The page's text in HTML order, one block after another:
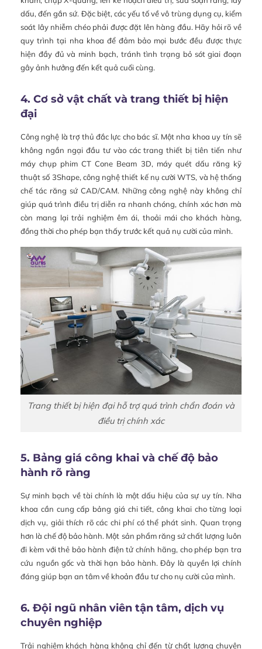
dấu, đến gắn sứ. Đặc biệt, các yếu tố về vô trùng dụng cụ, kiểm
soát lây nhiễm chéo phải được đặt lên hàng đầu. Hãy hỏi rõ về
quy trình tại nha khoa để đảm bảo mọi bước đều được thực
hiện đầy đủ và minh bạch, tránh tình trạng bỏ sót giai đoạn
gây ảnh hưởng đến kết quả cuối cùng.
4. Cơ sở vật chất và trang thiết bị hiện
đại
Công nghệ là trợ thủ đắc lực cho bác sĩ. Một nha khoa uy tín sẽ
không ngần ngại đầu tư vào các trang thiết bị tiên tiến như
máy chụp phim CT Cone Beam 3D, máy quét dấu răng kỹ
thuật số 3Shape, công nghệ thiết kế nụ cười WTS, và hệ thống
chế tác răng sứ CAD/CAM. Những công nghệ này không chỉ
giúp quá trình điều trị diễn ra nhanh chóng, chính xác hơn mà
còn mang lại trải nghiệm êm ái, thoải mái cho khách hàng,
đồng thời cho phép bạn thấy trước kết quả nụ cười của mình.
Trang thiết bị hiện đại hỗ trợ quá trình chẩn đoán và
điều trị chính xác
5. Bảng giá công khai và chế độ bảo
hành rõ ràng
Sự minh bạch về tài chính là một dấu hiệu của sự uy tín. Nha
khoa cần cung cấp bảng giá chi tiết, công khai cho từng loại
dịch vụ, giải thích rõ các chi phí có thể phát sinh. Quan trọng
hơn là chế độ bảo hành. Một sản phẩm răng sứ chất lượng luôn
đi kèm với thẻ bảo hành điện tử chính hãng, cho phép bạn tra
cứu nguồn gốc và thời hạn bảo hành. Đây là quyền lợi chính
đáng giúp bạn an tâm về khoản đầu tư cho nụ cười của mình.
6. Đội ngũ nhân viên tận tâm, dịch vụ
chuyên nghiệp
Trải nghiệm khách hàng không chỉ đến từ chất lượng chuyên